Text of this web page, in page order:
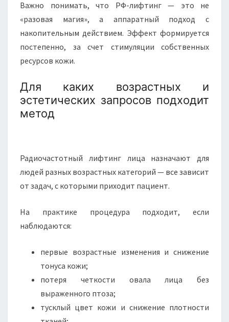
Важно понимать, что РФ-лифтинг — это не
«разовая магия», а аппаратный подход с
накопительным действием. Эффект формируется
постепенно, за счет стимуляции собственных
ресурсов кожи.
Для каких возрастных и
эстетических запросов подходит
метод
Радиочастотный лифтинг лица назначают для
людей разных возрастных категорий — все зависит
от задач, с которыми приходит пациент.
На практике процедура подходит, если
наблюдаются:
первые возрастные изменения и снижение
тонуса кожи;
потеря четкости овала лица без
выраженного птоза;
тусклый цвет кожи и снижение плотности